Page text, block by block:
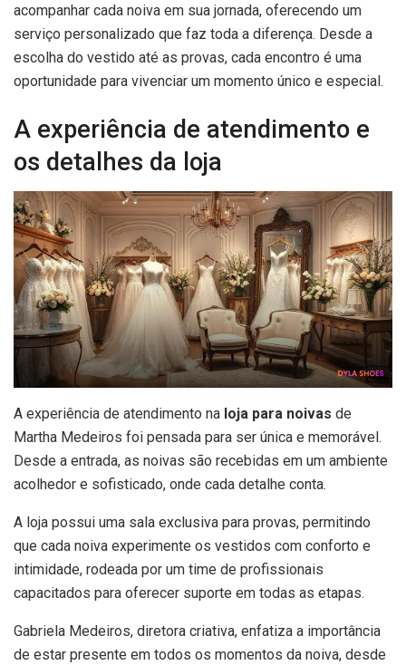
acompanhar cada noiva em sua jornada, oferecendo um
serviço personalizado que faz toda a diferença. Desde a
escolha do vestido até as provas, cada encontro é uma
oportunidade para vivenciar um momento único e especial.
A experiência de atendimento e
os detalhes da loja
A experiência de atendimento na loja para noivas de
Martha Medeiros foi pensada para ser única e memorável.
Desde a entrada, as noivas são recebidas em um ambiente
acolhedor e sofisticado, onde cada detalhe conta.
A loja possui uma sala exclusiva para provas, permitindo
que cada noiva experimente os vestidos com conforto e
intimidade, rodeada por um time de profissionais
capacitados para oferecer suporte em todas as etapas.
Gabriela Medeiros, diretora criativa, enfatiza a importância
de estar presente em todos os momentos da noiva, desde